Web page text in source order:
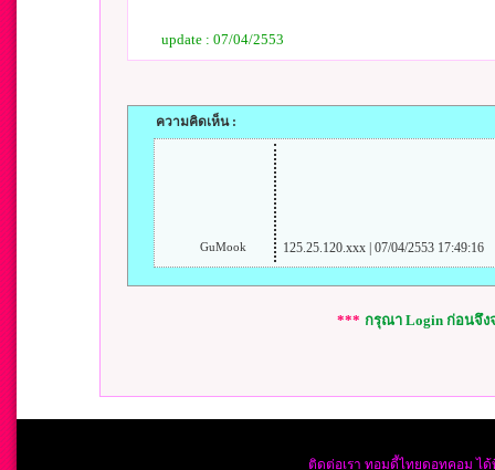
update : 07/04/2553
ความคิดเห็น :
GuMook 125.25.120.xxx | 07/04/2553 17:49:16
*** กรุณา Login ก่อนจึง